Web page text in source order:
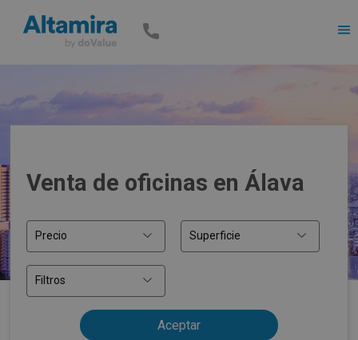
Venta de oficinas en Álava
Precio Superficie
Filtros